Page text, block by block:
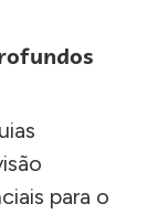
para o